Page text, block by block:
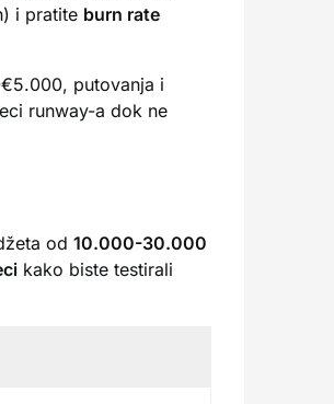
i pratite burn rate
putovanja i
runway-a dok ne
od 10.000-30.000
kako biste testirali